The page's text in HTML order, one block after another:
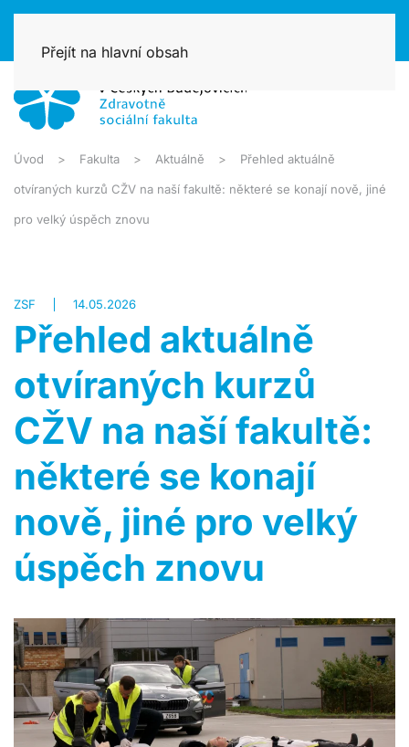
Přejít na hlavní obsah
Úvod Fakulta Aktuálně Přehled aktuálně
otvíraných kurzů CŽV na naší fakultě: některé se konají nově, jiné
pro velký úspěch znovu
ZSF 14.05.2026
Přehled aktuálně
otvíraných kurzů
CŽV na naší fakultě:
některé se konají
nově, jiné pro velký
úspěch znovu